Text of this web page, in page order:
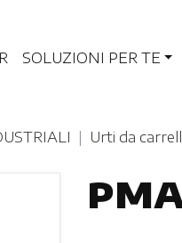
SOLUZIONI PER TE
Urti da